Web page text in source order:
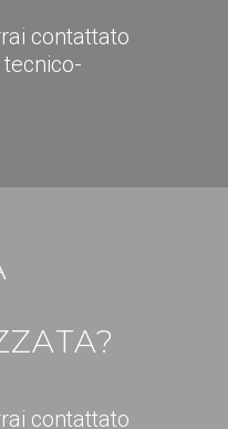
contattato
contattato